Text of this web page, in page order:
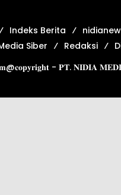
Indeks Berita
Siber
Redaksi
- 𝐏𝐓. 𝐍𝐈𝐃𝐈𝐀